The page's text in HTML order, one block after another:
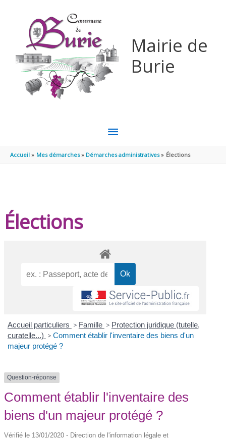
Mairie de
Burie
MENU
PRINCIPAL
Accueil Mes démarches Démarches administratives Élections
Élections
Accueil particuliers > Famille > Protection juridique (tutelle,
curatelle...) > Comment établir l'inventaire des biens d'un
majeur protégé ?
Question-réponse
Comment établir l'inventaire des
biens d'un majeur protégé ?
Vérifié le 13/01/2020 - Direction de l'information légale et